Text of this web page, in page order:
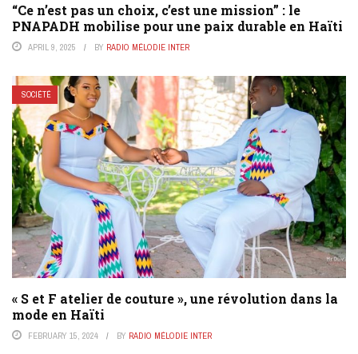
“Ce n’est pas un choix, c’est une mission” : le
PNAPADH mobilise pour une paix durable en Haïti
APRIL 9, 2025 BY RADIO MÉLODIE INTER
SOCIÉTÉ
« S et F atelier de couture », une révolution dans la
mode en Haïti
FEBRUARY 15, 2024 BY RADIO MÉLODIE INTER